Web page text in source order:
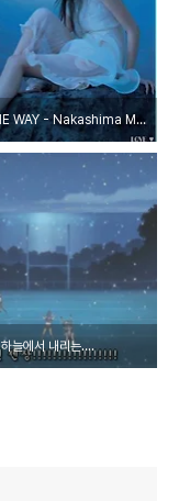
FIND THE WAY - Nakashima Mika - 건담 SEED 3기 엔딩 테마
하늘에서 내리는....